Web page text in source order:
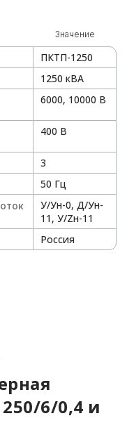
Значение
ПКТП-1250
1250 кВА
6000, 10000 В
400 В
3
50 Гц
У/Ун-0, Д/Ун-
11, У/Zн-11
Россия
6/0,4 и